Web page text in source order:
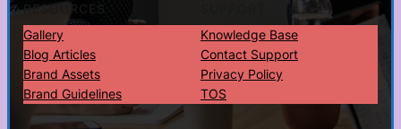
RESOURCES
Gallery
Blog Articles
Brand Assets
Brand Guidelines
Knowledge Base
Contact Support
Privacy Policy
TOS